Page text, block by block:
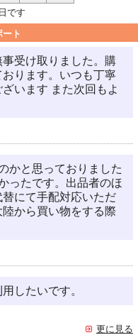
です
ト
受け取りました。購
ります。いつも丁寧
います また次回もよ
かと思っておりました
ったです。出品者のほ
にて手配対応いただ
から買い物をする際
したいです。
更に見る